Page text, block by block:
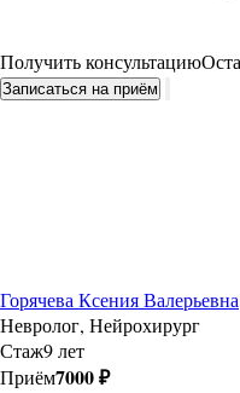
Получить консультацию
Записаться на приём
Горячева Ксения Валерьевна
Невролог, Нейрохирург
Стаж9 лет
Приём7000 ₽